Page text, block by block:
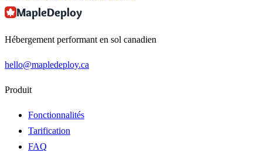
MapleDeploy
Hébergement performant en sol canadien
hello@mapledeploy.ca
Produit
Fonctionnalités
Tarification
FAQ